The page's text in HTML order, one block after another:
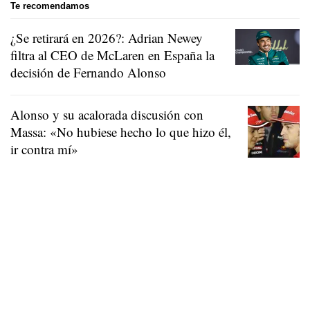
Te recomendamos
¿Se retirará en 2026?: Adrian Newey
filtra al CEO de McLaren en España la
decisión de Fernando Alonso
Alonso y su acalorada discusión con
Massa: «No hubiese hecho lo que hizo él,
ir contra mí»